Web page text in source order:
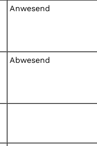
Anwesend
Abwesend